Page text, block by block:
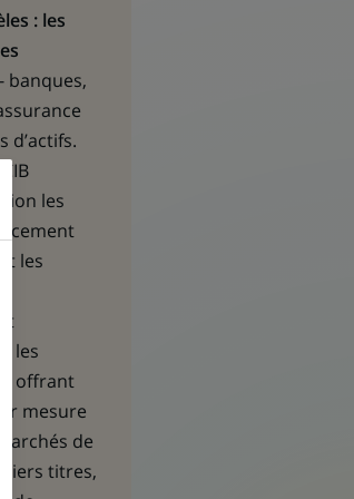
: les
- banques,
d’actifs.
les
les
les
offrant
mesure
de
titres,